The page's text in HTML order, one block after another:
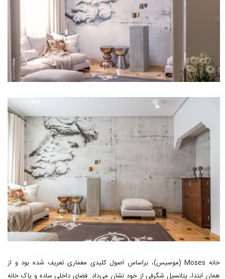
خانه Moses (موسیس)، براساس اصول کلیدی معماری تعریف شده بود و از
همان ابتدا، پتانسیل شگرفی از خود نشان می‌داد. فضای داخلی ساده و پاک خانه